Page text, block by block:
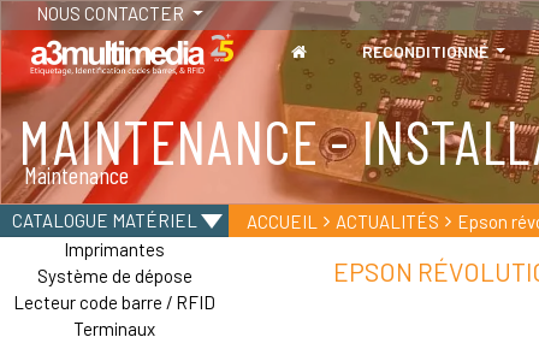
NOUS CONTACTER
RECONDITIONNÉ
MAINTENANCE -
Maintenance
TABLETTES
Tablettes durcies - Étanches - Résistantes
CATALOGUE MATÉRIEL
Imprimantes
Système de dépose
Lecteur code barre / RFID
Terminaux
ACCUEIL ACTUALITÉS Epson
EPSON